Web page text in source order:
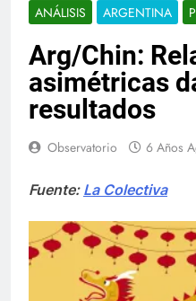
ANÁLISIS ARGENTINA
Arg/Chin:
asimétricas
resultados
Observatorio 6 Años
Fuente: La Colectiva